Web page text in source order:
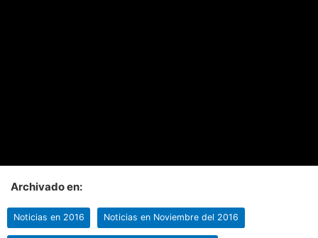
Archivado en:
Noticias en 2016 Noticias en Noviembre del 2016